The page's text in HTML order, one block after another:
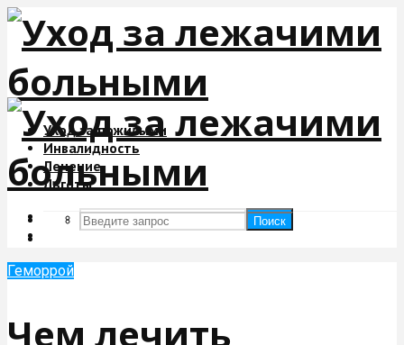
Уход за пожилыми
Инвалидность
Лечение
Льготы
Поиск
Поиск
Геморрой
Чем лечить